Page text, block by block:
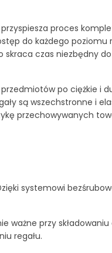
proces
do każdego poziomu
czas niezbędny do
po ciężkie i
są wszechstronne i
przechowywanych
systemowi
ważne przy
regału.